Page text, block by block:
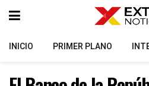
INICIO PRIMER PLANO